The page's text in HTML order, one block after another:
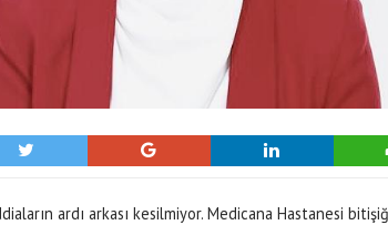
ardı arkası kesilmiyor. Medicana Hastanesi